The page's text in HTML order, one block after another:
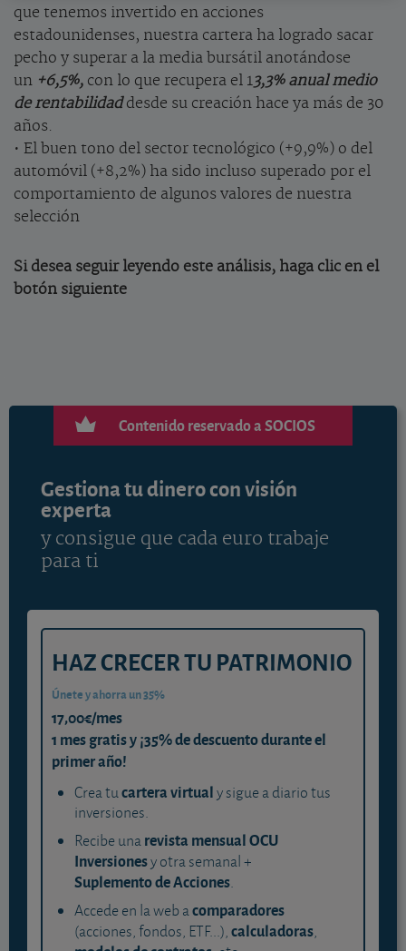
que tenemos invertido en acciones
estadounidenses, nuestra cartera ha logrado sacar
pecho y superar a la media bursátil anotándose
un +6,5%, con lo que recupera el 13,3% anual medio
de rentabilidaddesde su creación hace ya más de 30
años.
• El buen tono del sector tecnológico (+9,9%) o del
automóvil (+8,2%) ha sido incluso superado por el
comportamiento de algunos valores de nuestra
selección
Si desea seguir leyendo este análisis, haga clic en el
botón siguiente
Contenido reservado a SOCIOS
Gestiona tu dinero con visión
experta
y consigue que cada euro trabaje
para ti
HAZ CRECER TU PATRIMONIO
Únete y ahorra un 35%
17,00€/mes
1 mes gratis y ¡35% de descuento durante el
primer año!
Crea tucartera virtualy sigue a diario tus
inversiones.
Recibe unarevista mensual OCU
Inversionesy otra semanal +
Suplemento de Acciones.
Accede en la web acomparadores
(acciones, fondos, ETF...),calculadoras,